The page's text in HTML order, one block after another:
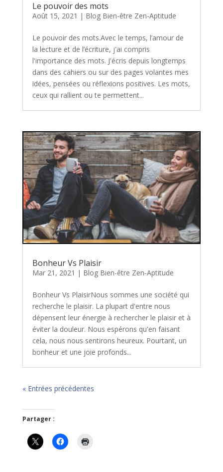
Le pouvoir des mots
Août 15, 2021 | Blog Bien-être Zen-Aptitude
Le pouvoir des mots.Avec le temps, l’amour de
la lecture et de l’écriture, j'ai compris
l'importance des mots. J'écris depuis longtemps
dans des cahiers ou sur des pages volantes mes
idées, pensées ou réflexions positives. Les mots,
ceux qui rallient ou te permettent...
Bonheur Vs Plaisir
Mar 21, 2021 | Blog Bien-être Zen-Aptitude
Bonheur Vs PlaisirNous sommes une société qui
recherche le plaisir. La plupart d'entre nous
dépensent leur énergie à rechercher le plaisir et à
éviter la douleur. Nous espérons qu'en faisant
cela, nous nous sentirons heureux. Pourtant, un
bonheur et une joie profonds...
« Entrées précédentes
Partager :